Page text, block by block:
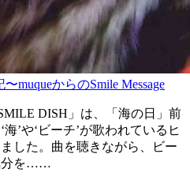
からのSmile Message
DISH」は、「海の日」前
’や‘ビーチ’が歌われているヒ
した。曲を聴きながら、ビー
分を……